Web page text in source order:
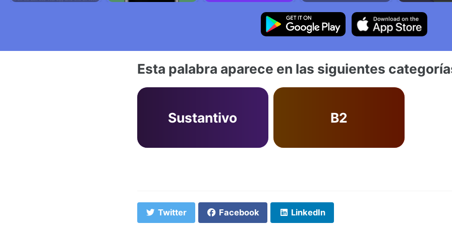
Esta palabra aparece en las siguientes
Sustantivo B2
Twitter Facebook LinkedIn